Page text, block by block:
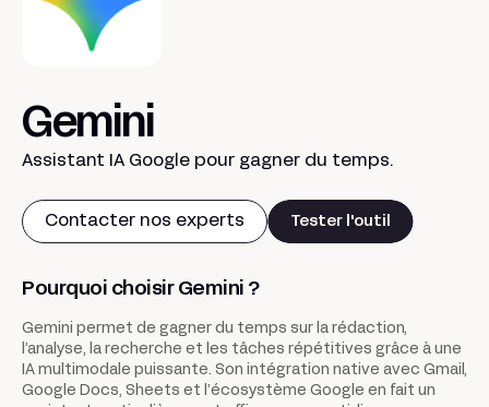
Gemini
Assistant IA Google pour gagner du temps.
Contacter nos experts Tester l'outil
Pourquoi choisir Gemini ?
Gemini permet de gagner du temps sur la rédaction,
l’analyse, la recherche et les tâches répétitives grâce à une
IA multimodale puissante. Son intégration native avec Gmail,
Google Docs, Sheets et l’écosystème Google en fait un